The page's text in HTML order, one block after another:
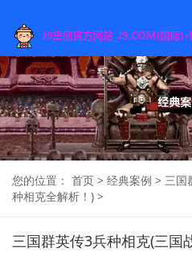
您的位置： 首页 > 经典案例 > 三国
种相克全解析！) >
三国群英传3兵种相克(三国